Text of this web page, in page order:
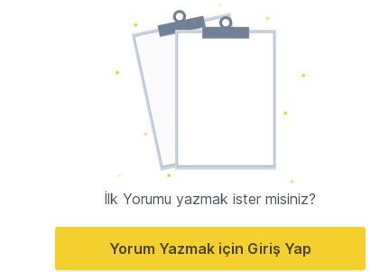
İlk Yorumu yazmak ister misiniz?
Yorum Yazmak için Giriş Yap